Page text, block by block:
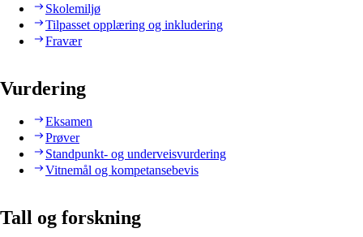
Skolemiljø
Tilpasset opplæring og inkludering
Fravær
Vurdering
Eksamen
Prøver
Standpunkt- og underveisvurdering
Vitnemål og kompetansebevis
Tall og forskning